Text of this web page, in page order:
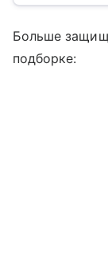
Больше
подборке: